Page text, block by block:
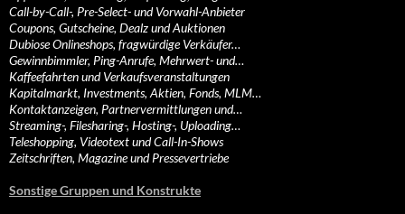
Call-by-Call-, Pre-Select- und Vorwahl-Anbieter
Coupons, Gutscheine, Dealz und Auktionen
Dubiose Onlineshops, fragwürdige Verkäufer…
Gewinnbimmler, Ping-Anrufe, Mehrwert- und…
Kaffeefahrten und Verkaufsveranstaltungen
Kapitalmarkt, Investments, Aktien, Fonds, MLM…
Kontaktanzeigen, Partnervermittlungen und…
Streaming-, Filesharing-, Hosting-, Uploading…
Teleshopping, Videotext und Call-In-Shows
Zeitschriften, Magazine und Pressevertriebe
Sonstige Gruppen und Konstrukte